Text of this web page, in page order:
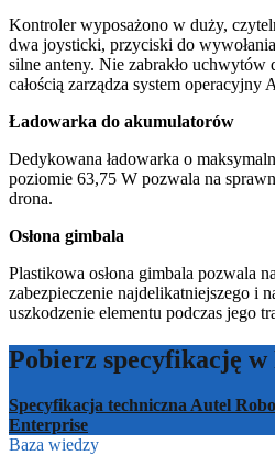
Kontroler wyposażono w duży,
dwa joysticki, przyciski do
silne anteny. Nie zabrakło uchwytów
całością zarządza system operacyjny
Ładowarka do akumulatorów
Dedykowana ładowarka o
poziomie 63,75 W pozwala na
drona.
Osłona gimbala
Plastikowa osłona gimbala pozwala
zabezpieczenie najdelikatniejszego i
uszkodzenie elementu podczas jego
Pobierz specyfikację w
Specyfikacja techniczna Autel
Enterprise
Baza wiedzy